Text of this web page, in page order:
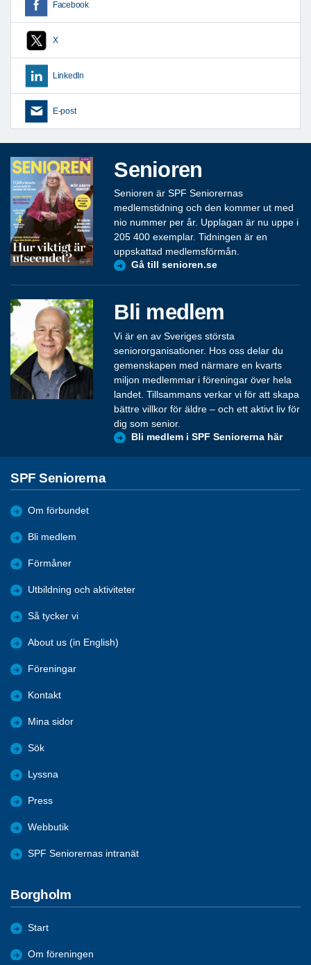
Facebook
X
LinkedIn
E-post
Senioren
Senioren är SPF Seniorernas
medlemstidning och den kommer ut med
nio nummer per år. Upplagan är nu uppe i
205 400 exemplar. Tidningen är en
uppskattad medlemsförmån.
Gå till senioren.se
Bli medlem
Vi är en av Sveriges största
seniororganisationer. Hos oss delar du
gemenskapen med närmare en kvarts
miljon medlemmar i föreningar över hela
landet. Tillsammans verkar vi för att skapa
bättre villkor för äldre – och ett aktivt liv för
dig som senior.
Bli medlem i SPF Seniorerna här
SPF Seniorerna
Om förbundet
Bli medlem
Förmåner
Utbildning och aktiviteter
Så tycker vi
About us (in English)
Föreningar
Kontakt
Mina sidor
Sök
Lyssna
Press
Webbutik
SPF Seniorernas intranät
Borgholm
Start
Om föreningen